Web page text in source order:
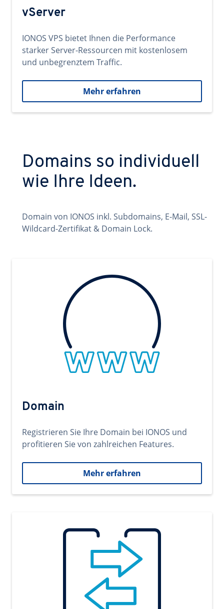
vServer
IONOS VPS bietet Ihnen die Performance
starker Server-Ressourcen mit kostenlosem
und unbegrenztem Traffic.
Mehr erfahren
Domains so individuell
wie Ihre Ideen.
Domain von IONOS inkl. Subdomains, E-Mail, SSL-
Wildcard-Zertifikat & Domain Lock.
Domain
Registrieren Sie Ihre Domain bei IONOS und
profitieren Sie von zahlreichen Features.
Mehr erfahren